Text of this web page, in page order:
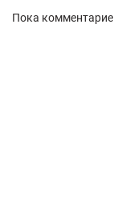
Пока